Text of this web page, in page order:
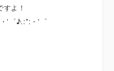
よ！
'゜♪.:*:・'゜